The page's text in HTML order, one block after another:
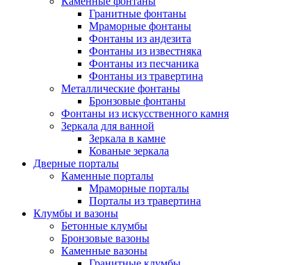
Гранитные фонтаны
Мраморные фонтаны
Фонтаны из андезита
Фонтаны из известняка
Фонтаны из песчаника
Фонтаны из травертина
Металлические фонтаны
Бронзовые фонтаны
Фонтаны из искусственного камня
Зеркала для ванной
Зеркала в камне
Кованые зеркала
Дверные порталы
Каменные порталы
Мраморные порталы
Порталы из травертина
Клумбы и вазоны
Бетонные клумбы
Бронзовые вазоны
Каменные вазоны